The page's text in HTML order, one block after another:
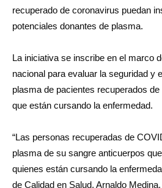
recuperado de coronavirus puedan
potenciales donantes de plasma.
La iniciativa se inscribe en el marco
nacional para evaluar la seguridad y
plasma de pacientes recuperados
que están cursando la enfermedad.
“Las personas recuperadas de
plasma de su sangre anticuerpos
quienes están cursando la
de Calidad en Salud, Arnaldo